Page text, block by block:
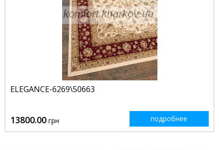
ELEGANCE-6269\50663
13800.00 грн подробнее